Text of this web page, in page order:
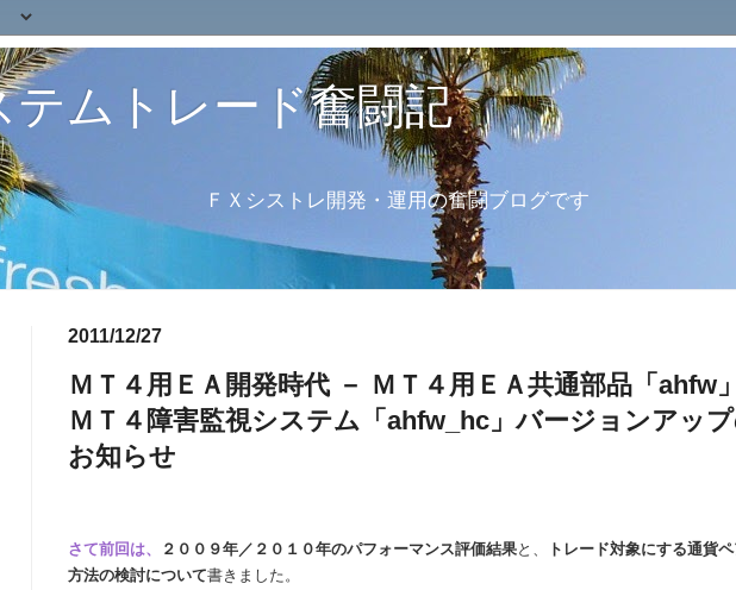
テムトレード奮闘記
レ開発・運用の奮闘ブログです
2011/12/27
ＭＴ４用ＥＡ開発時代 － ＭＴ４用ＥＡ共通部品「ahfw
ＭＴ４障害監視システム「ahfw_hc」バージョンアッ
お知らせ
さて前回は、 ２００９年／２０１０年のパフォーマンス評価結果と、
トレード対象にする通貨
方法の検討について書きました。